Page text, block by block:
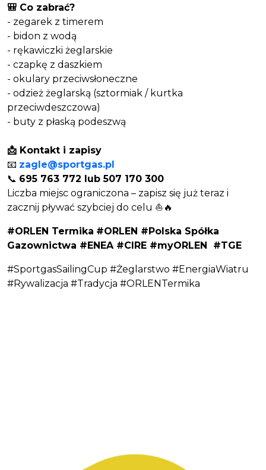
🎒 Co zabrać?
- zegarek z timerem
- bidon z wodą
- rękawiczki żeglarskie
- czapkę z daszkiem
- okulary przeciwsłoneczne
- odzież żeglarską (sztormiak / kurtka
przeciwdeszczowa)
- buty z płaską podeszwą
📩 Kontakt i zapisy
📧 zagle@sportgas.pl
📞 695 763 772 lub 507 170 300
Liczba miejsc ograniczona – zapisz się już teraz i
zacznij pływać szybciej do celu ⛵🔥
#ORLEN Termika #ORLEN #Polska Spółka
Gazownictwa #ENEA #CIRE #myORLEN #TGE
#SportgasSailingCup #Żeglarstwo #EnergiaWiatru
#Rywalizacja #Tradycja #ORLENTermika